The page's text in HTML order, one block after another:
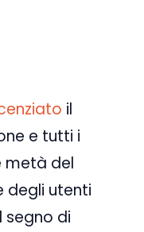
il
e tutti i
metà del
degli utenti
segno di